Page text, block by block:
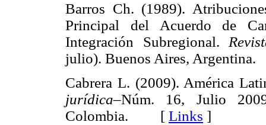
Barros Ch. (1989).
Principal del Acuerdo de
Integración Subregional.
julio). Buenos Aires,
Cabrera L. (2009). América
jurídica–Núm. 16, Julio
Colombia. [ Links ]